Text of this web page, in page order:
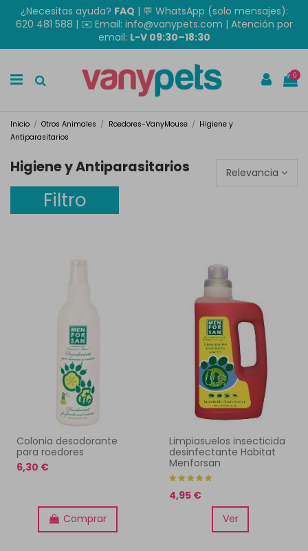
¿Necesitas ayuda? FAQ | 💬 WhatsApp (solo mensajes):
620 481 588 | ✉️ Email: info@vanypets.com | Atención por
email: L-V 09:30–18:30
0
Inicio Otros Animales Roedores-VanyMouse
Higiene y
Antiparasitarios
Higiene y Antiparasitarios Relevancia
Filtro
Colonia desodorante
para roedores
6,30 €
Comprar
Limpiasuelos insecticida
desinfectante Habitat
Menforsan
4,95 €
Ver